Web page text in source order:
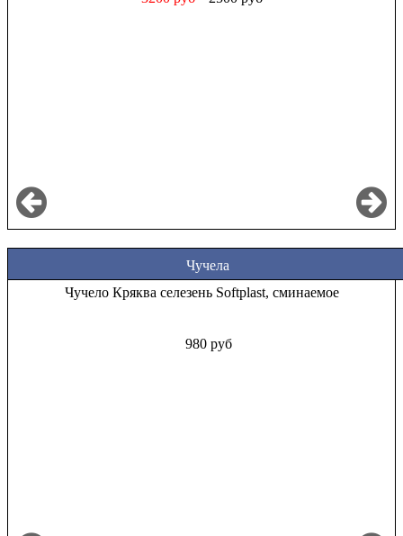
Чучела
Чучело Кряква селезень Softplast, сминаемое
980 руб